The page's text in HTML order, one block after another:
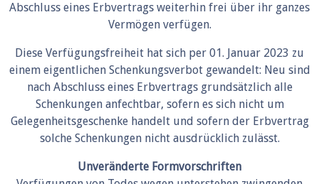
Abschluss eines Erbvertrags weiterhin frei über ihr ganzes
Vermögen verfügen.
Diese Verfügungsfreiheit hat sich per 01. Januar 2023 zu
einem eigentlichen Schenkungsverbot gewandelt: Neu sind
nach Abschluss eines Erbvertrags grundsätzlich alle
Schenkungen anfechtbar, sofern es sich nicht um
Gelegenheitsgeschenke handelt und sofern der Erbvertrag
solche Schenkungen nicht ausdrücklich zulässt.
Unveränderte Formvorschriften